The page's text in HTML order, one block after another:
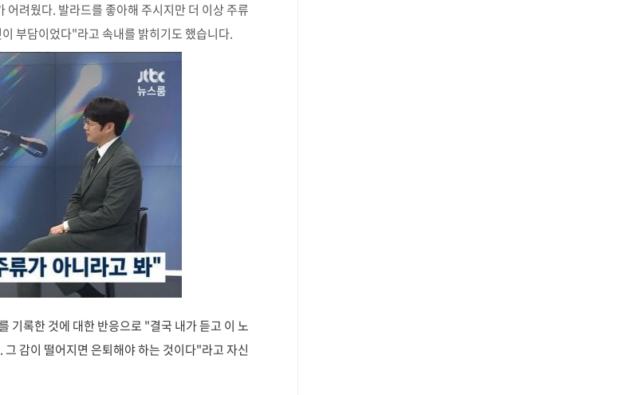
려웠다. 발라드를 좋아해 주시지만 더 이상 주류
부담이었다"라고 속내를 밝히기도 했습니다.
기록한 것에 대한 반응으로 "결국 내가 듣고 이 노
감이 떨어지면 은퇴해야 하는 것이다"라고 자신